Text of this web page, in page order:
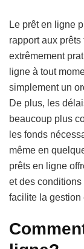
Le prêt en ligne
rapport aux prêts
extrêmement
ligne à tout
simplement un
De plus, les
beaucoup plus
les fonds
même en
prêts en ligne
et des
facilite la gestion